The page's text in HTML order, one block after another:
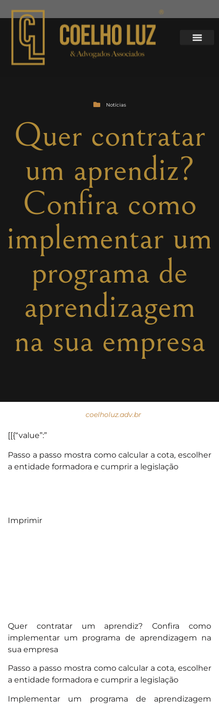
Notícias
Quer contratar
um aprendiz?
Confira como
implementar um
programa de
aprendizagem
na sua empresa
coelholuz.adv.br
[[{“value”:”
Passo a passo mostra como calcular a cota, escolher
a entidade formadora e cumprir a legislação
Imprimir
Quer contratar um aprendiz? Confira como
implementar um programa de aprendizagem na
sua empresa
Passo a passo mostra como calcular a cota, escolher
a entidade formadora e cumprir a legislação
Implementar um programa de aprendizagem